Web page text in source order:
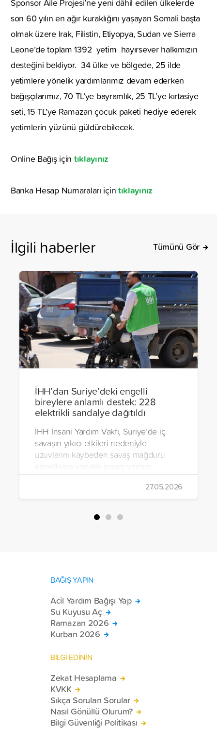
Sponsor Aile Projesi’ne yeni dâhil edilen ülkelerde
son 60 yılın en ağır kuraklığını yaşayan Somali başta
olmak üzere Irak, Filistin, Etiyopya, Sudan ve Sierra
Leone’de toplam 1392 yetim hayırsever halkımızın
desteğini bekliyor. 34 ülke ve bölgede, 25 ilde
yetimlere yönelik yardımlarımız devam ederken
bağışçılarımız, 70 TL’ye bayramlık, 25 TL’ye kırtasiye
seti, 15 TL’ye Ramazan çocuk paketi hediye ederek
yetimlerin yüzünü güldürebilecek.
Online Bağış için tıklayınız
Banka Hesap Numaraları için tıklayınız
İlgili haberler Tümünü Gör
İHH’dan Suriye’deki engelli
bireylere anlamlı destek: 228
elektrikli sandalye dağıtıldı
İHH İnsani Yardım Vakfı, Suriye’de iç
savaşın yıkıcı etkileri nedeniyle
uzuvlarını kaybeden savaş mağduru
engellilere yönelik insani yardım
çalışmalarını aralıksız sürdürüyor. Vakıf,
yürütülen son projeyle Suriye’nin Şam,
Halep, Hama, Humus ve İdlib
bölgelerinde zor şartlarda yaşayan
27.05.2026
BAĞIŞ YAPIN
Acil Yardım Bağışı Yap
Su Kuyusu Aç
Ramazan 2026
Kurban 2026
BİLGİ EDİNİN
Zekat Hesaplama
KVKK
Sıkça Sorulan Sorular
Nasıl Gönüllü Olurum?
Bilgi Güvenliği Politikası